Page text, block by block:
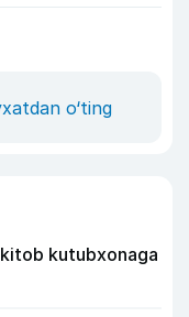
o‘ting
kutubxonaga